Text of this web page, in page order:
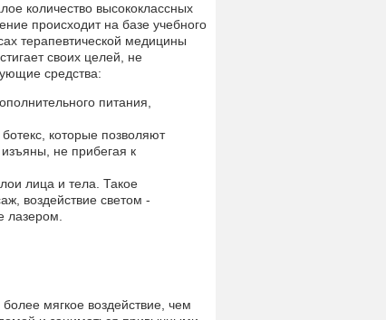
количество высококлассных
происходит на базе учебного
терапевтической медицины
своих целей, не
средства:
питания,
которые позволяют
не прибегая к
лица и тела. Такое
воздействие светом -
лазером.
мягкое воздействие, чем